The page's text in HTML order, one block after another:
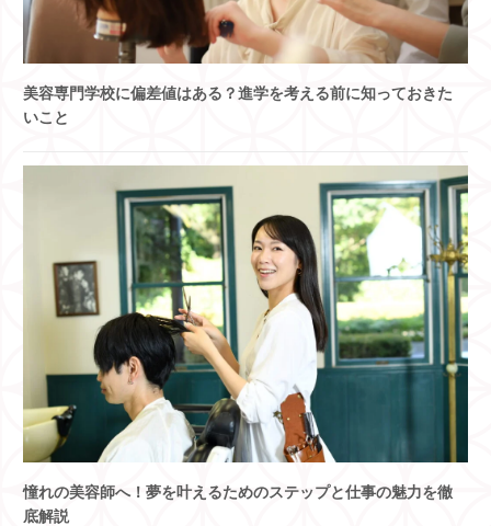
美容専門学校に偏差値はある？進学を考える前に知っておきた
いこと
憧れの美容師へ！夢を叶えるためのステップと仕事の魅力を徹
底解説